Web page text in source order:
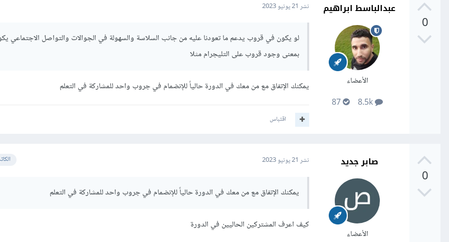
0
عبدالباسط ابراهيم
الأعضاء
نشر 21 يونيو 2023
لو يكون في قروب يدعم ما تعودنا عليه من جانب السلاسة والسهولة في الجوالات والتواصل الاجتماعي
بمعنى وجود قروب على التليجرام مثلا
يمكنك الإتفاق مع من معك في الدورة حالياً للإنضمام في جروب واحد للمشاركة في التعلم
اقتباس
0
صابر جديد
الأعضاء
نشر 21 يونيو 2023
يمكنك الإتفاق مع من معك في الدورة حالياً للإنضمام في جروب واحد للمشاركة في التعلم
كيف اعرف المشتركين الحاليين في الدورة